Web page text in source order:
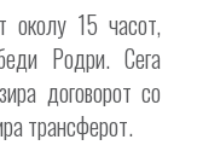
околу 15 часот,
Родри. Сега
договорот со
трансферот.